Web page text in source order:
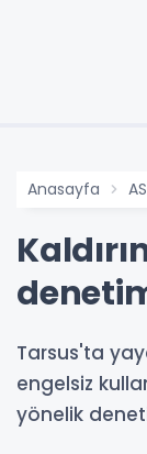
Anasayfa
Tarsus'ta
engelsiz
yönelik